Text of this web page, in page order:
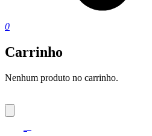
0
Carrinho
Nenhum produto no carrinho.